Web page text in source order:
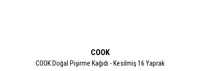
COOK
COOK Doğal Pişirme Kağıdı - Kesilmiş 16 Yaprak